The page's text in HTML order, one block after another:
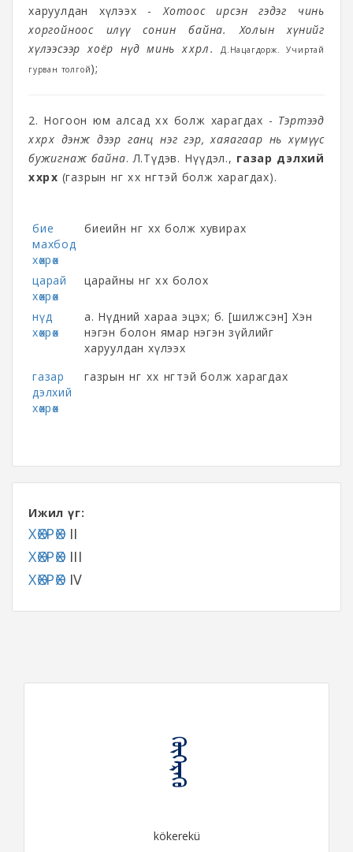
харуулдан хүлээх -
Хотоос ирсэн гэдэг чинь
хоргойноос илүү сонин байна. Холын хүнийг
хүлээсээр хоёр нүд минь хөхөрлөө.
Д.Нацагдорж. Учиртай
гурван толгой);
2. Ногоон юм алсад хөх болж харагдах - Тэртээд
хөхрөх дэнж дээр ганц нэг гэр, хаяагаар нь хүмүүс
бужигнаж байна.Л.Түдэв. Нүүдэл., газар дэлхий
хөхрөх (газрын өнгө хөх өнгөтэй болж харагдах).
бие
махбод
хөхрөх
биеийн өнгө хөх болж хувирах
царай
хөхрөх
царайны өнгө хөх болох
нүд
хөхрөх
а. Нүдний хараа эцэх; б. [шилжсэн] Хэн
нэгэн болон ямар нэгэн зүйлийг
харуулдан хүлээх
газар
дэлхий
хөхрөх
газрын өнгө хөх өнгөтэй болж харагдах
Ижил үг:
ХӨХРӨХII
ХӨХРӨХIII
ХӨХРӨХIV
ᠬᠥᠬᠡᠷᠡᠬᠦ
kökerekü